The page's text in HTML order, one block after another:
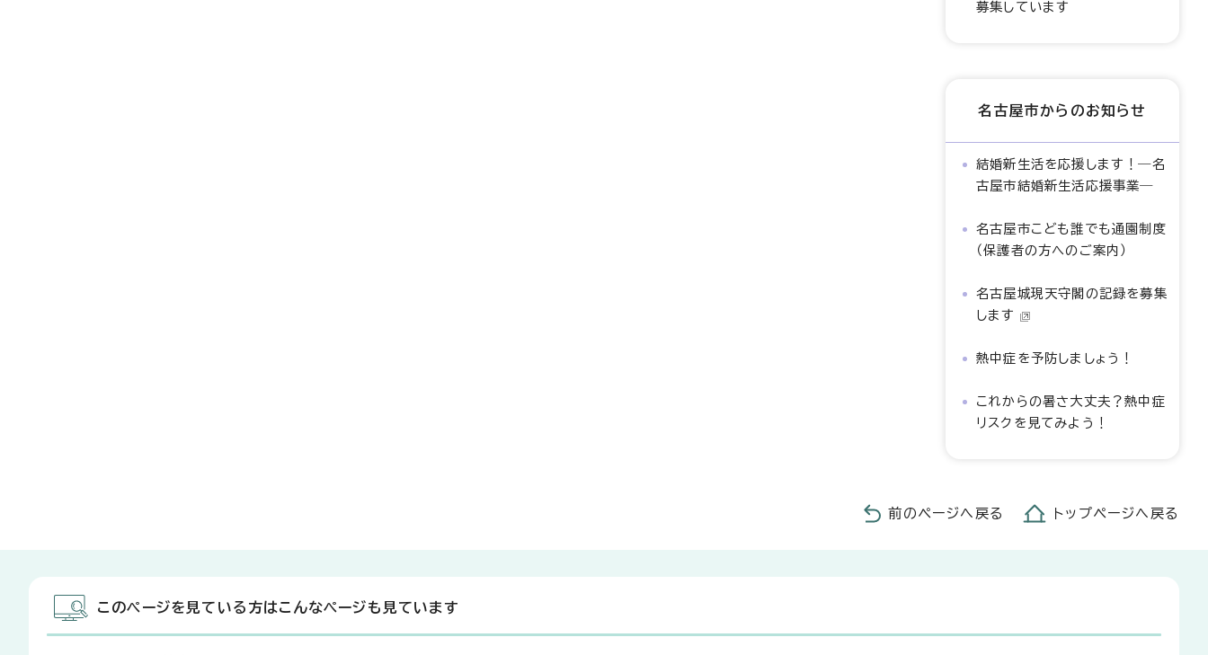
募集しています
名古屋市からのお知らせ
結婚新生活を応援します！―名
古屋市結婚新生活応援事業―
名古屋市こども誰でも通園制度
（保護者の方へのご案内）
名古屋城現天守閣の記録を募集
します
熱中症を予防しましょう！
これからの暑さ大丈夫？熱中症
リスクを見てみよう！
前のページへ戻る トップページへ戻る
このページを見ている方はこんなページも見ています